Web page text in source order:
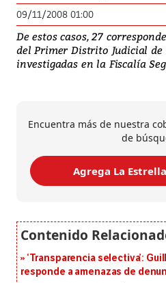
09/11/2008 01:00
De estos casos, 27
del Primer Distrito Judicial de
investigadas en la Fiscalía
Encuentra más de nuestra
de
Agrega La
‘Transparencia selectiva’:
responde a amenazas de